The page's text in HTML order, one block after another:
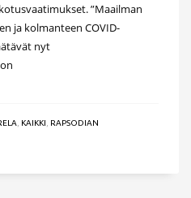
”Maailman
ja kolmanteen COVID-
nyt
KAIKKI
RAPSODIAN